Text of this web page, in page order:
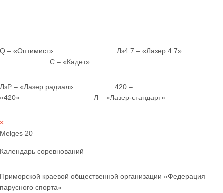
Q – «Оптимист» Лз4.7 – «Лазер 4.7»
С – «Кадет»
ЛзР – «Лазер радиал» 420 –
«420» Л – «Лазер-стандарт»
×
Melges 20
Календарь соревнований
Приморской краевой общественной организации «Федерация
парусного спорта»